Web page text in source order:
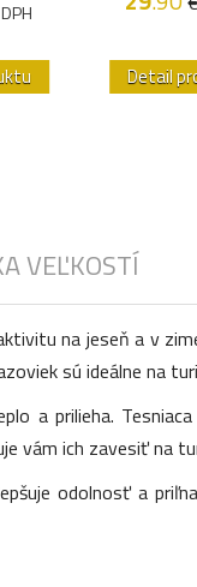
Detail
VEĽKOSTÍ
na jeseň a v
sú ideálne na
a prilieha.
vám ich zavesiť na
odolnosť a